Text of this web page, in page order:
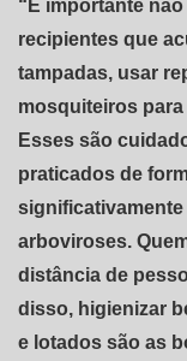
“É importante
recipientes que
tampadas, usar
mosquiteiros
Esses são
praticados de
arboviroses.
distância de
disso, higienizar
e lotados são as